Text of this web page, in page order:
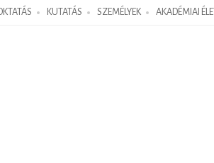
KUTATÁS SZEMÉLYEK AKADÉMIAI ÉLET